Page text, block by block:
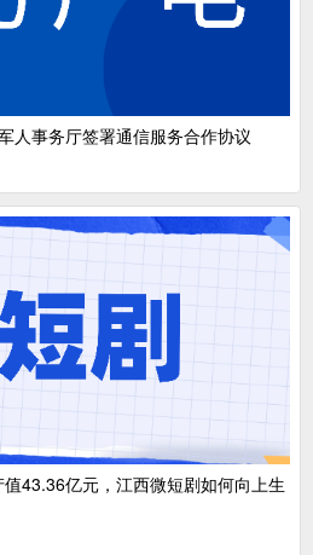
人事务厅签署通信服务合作协议
43.36亿元，江西微短剧如何向上生